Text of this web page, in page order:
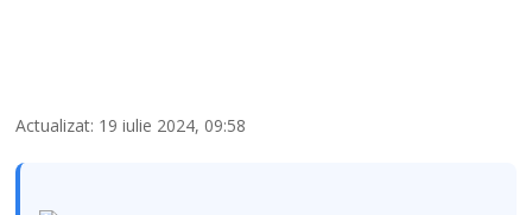
Actualizat: 19 iulie 2024, 09:58